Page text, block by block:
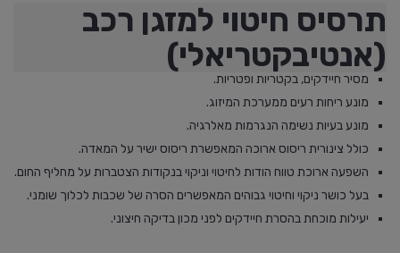
תרסיס חיטוי למזגן רכב
(אנטיבקטריאלי)
מסיר חיידקים, בקטריות ופטריות.
מונע ריחות רעים ממערכת המיזוג.
מונע בעיות נשימה הנגרמות מאלרגיה.
כולל צינורית ריסוס ארוכה המאפשרת ריסוס ישיר על המאדה.
השפעה ארוכת טווח הודות לחיטוי וניקוי בנקודות הצטברות על מחליף החום.
בעל כושר ניקוי וחיטוי גבוהים המאפשרים הסרה של שכבות לכלוך שומני.
יעילות מוכחת בהסרת חיידקים לפני מכון בדיקה חיצוני.